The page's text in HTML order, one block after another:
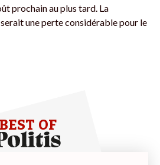
prochain au plus tard. La
une perte considérable pour le
OF